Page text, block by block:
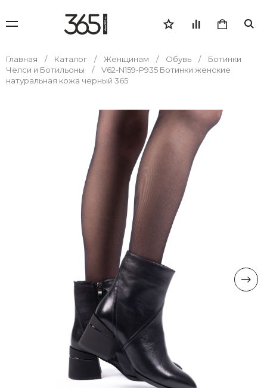
Главная Каталог Женщинам Обувь
Ботинки
Челси и Ботильоны
V62-N159-P935 Ботинки женские
натуральная кожа черный 365